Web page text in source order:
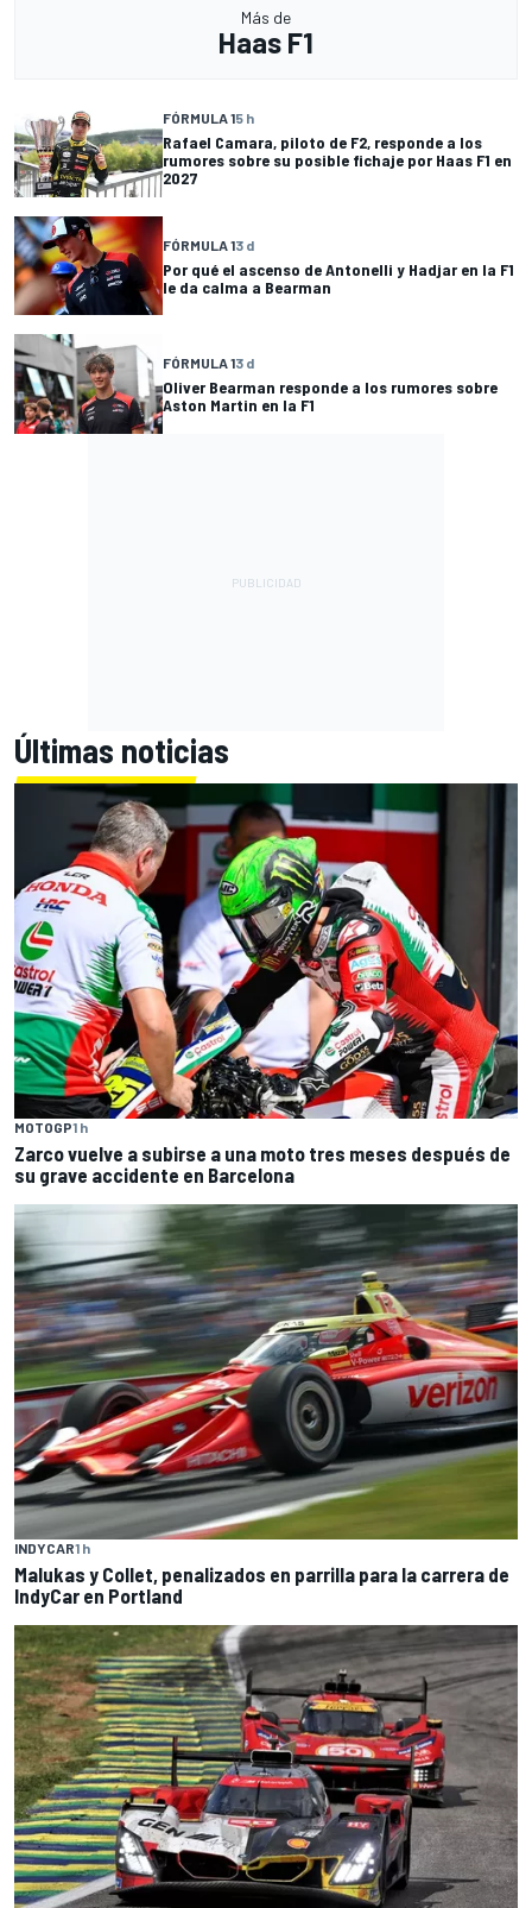
Más de
Haas F1
FÓRMULA 15 h
Rafael Camara, piloto de F2, responde a los
rumores sobre su posible fichaje por Haas F1 en
2027
FÓRMULA 13 d
Por qué el ascenso de Antonelli y Hadjar en la F1
le da calma a Bearman
FÓRMULA 13 d
Oliver Bearman responde a los rumores sobre
Aston Martin en la F1
Últimas noticias
MOTOGP1 h
Zarco vuelve a subirse a una moto tres meses después de
su grave accidente en Barcelona
INDYCAR1 h
Malukas y Collet, penalizados en parrilla para la carrera de
IndyCar en Portland